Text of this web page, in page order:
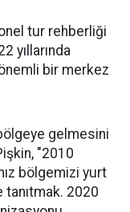
tur rehberliği
yıllarında
bir merkez
gelmesini
"2010
bölgemizi yurt
tanıtmak. 2020